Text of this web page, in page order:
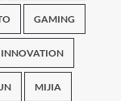
GAMING
INNOVATION
MIJIA